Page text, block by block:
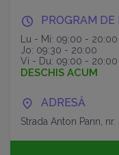
PROGRAM DE
Lu - Mi: 09:00 - 20:00
Jo: 09:30 - 20:00
Vi - Du: 09:00 - 20:00
DESCHIS ACUM
ADRESĂ
Strada Anton Pann,